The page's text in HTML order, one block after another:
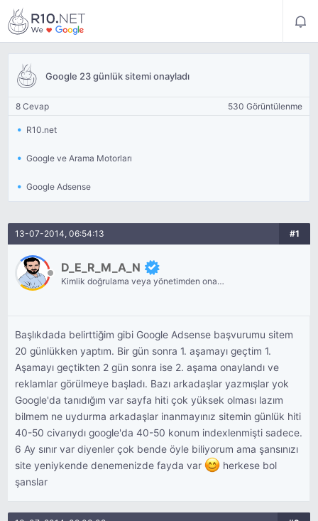
Google 23 günlük sitemi onayladı
8 Cevap 530 Görüntülenme
R10.net
Google ve Arama Motorları
Google Adsense
13-07-2014, 06:54:13 #1
D_E_R_M_A_N
Kimlik doğrulama veya yönetimden onay
Başlıkdada belirttiğim gibi Google Adsense başvurumu sitem
20 günlükken yaptım. Bir gün sonra 1. aşamayı geçtim 1.
Aşamayı geçtikten 2 gün sonra ise 2. aşama onaylandı ve
reklamlar görülmeye başladı. Bazı arkadaşlar yazmışlar yok
Google'da tanıdığım var sayfa hiti çok yüksek olması lazım
bilmem ne uydurma arkadaşlar inanmayınız sitemin günlük hiti
40-50 civarıydı google'da 40-50 konum indexlenmişti sadece.
6 Ay sınır var diyenler çok bende öyle biliyorum ama şansınızı
site yeniykende denemenizde fayda var
herkese bol
şanslar